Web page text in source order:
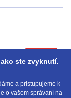
ste zvyknutí.
a pristupujeme k
o vašom správaní na